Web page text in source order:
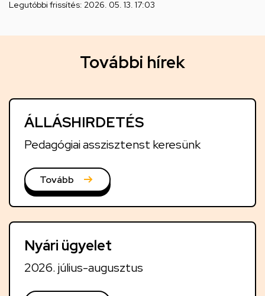
Legutóbbi frissítés: 2026. 05. 13. 17:03
r
e
További hírek
ÁLLÁSHIRDETÉS
Pedagógiai asszisztenst keresünk
Tovább
Nyári ügyelet
2026. július-augusztus